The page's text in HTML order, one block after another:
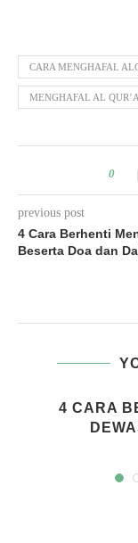
CARA MENGHAFAL
MENGHAFAL AL
0
previous post
4 Cara Berhenti
Beserta Doa dan
4 CARA